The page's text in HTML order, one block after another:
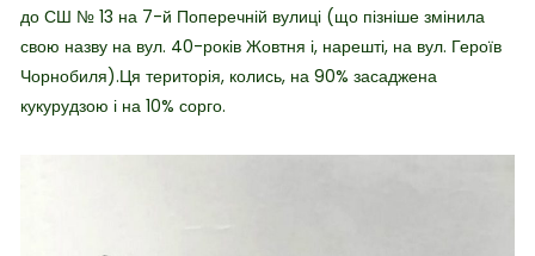
до СШ № 13 на 7-й Поперечній вулиці (що пізніше змінила
свою назву на вул. 40-років Жовтня і, нарешті, на вул. Героїв
Чорнобиля).Ця територія, колись, на 90% засаджена
кукурудзою і на 10% сорго.